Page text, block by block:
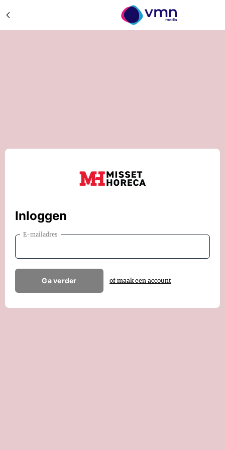
Inloggen
E-mailadres
Ga verder of maak een account